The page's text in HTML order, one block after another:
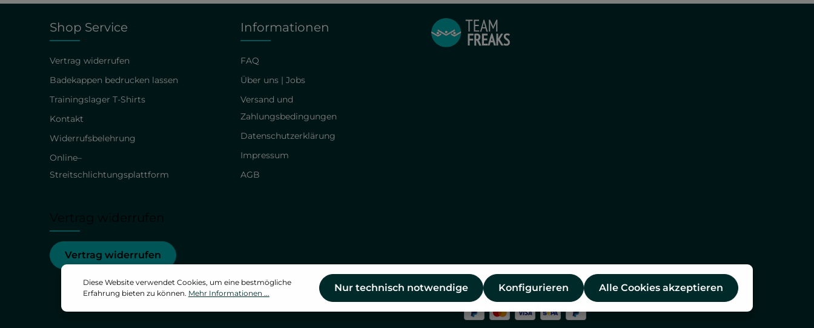
Vertrag widerrufen
Shop Service
Vertrag widerrufen
Badekappen bedrucken lassen
Trainingslager T-Shirts
Kontakt
Widerrufsbelehrung
Online–
Streitschlichtungsplattform
Informationen
FAQ
Über uns | Jobs
Versand und
Zahlungsbedingungen
Datenschutzerklärung
Impressum
AGB
Diese Website verwendet Cookies, um eine bestmögliche
Erfahrung bieten zu können. Mehr Informationen ... Nur technisch notwendige Konfigurieren Alle Cookies akzeptieren